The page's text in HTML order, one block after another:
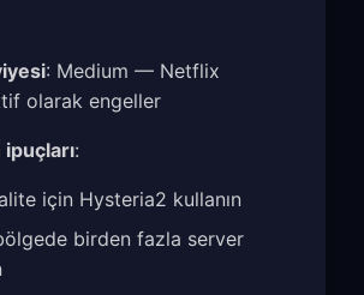
: Medium — Netflix
olarak engeller
:
için Hysteria2 kullanın
birden fazla server